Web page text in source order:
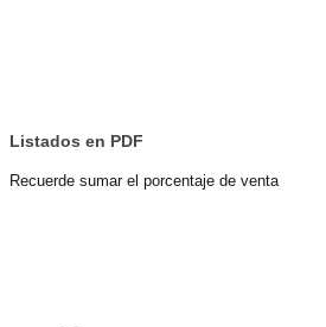
Listados en PDF
Recuerde sumar el porcentaje de venta